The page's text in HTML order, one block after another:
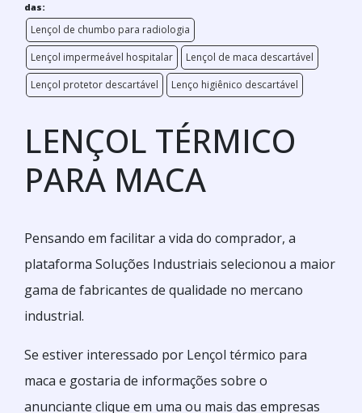
das:
Lençol de chumbo para radiologia
Lençol impermeável hospitalar
Lençol de maca descartável
Lençol protetor descartável
Lenço higiênico descartável
LENÇOL TÉRMICO
PARA MACA
Pensando em facilitar a vida do comprador, a
plataforma Soluções Industriais selecionou a maior
gama de fabricantes de qualidade no mercano
industrial.
Se estiver interessado por Lençol térmico para
maca e gostaria de informações sobre o
anunciante clique em uma ou mais das empresas